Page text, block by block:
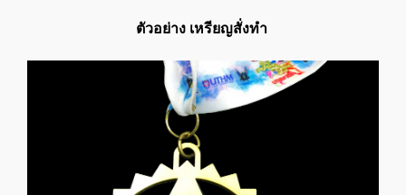
ตัวอย่าง เหรียญสั่งทำ